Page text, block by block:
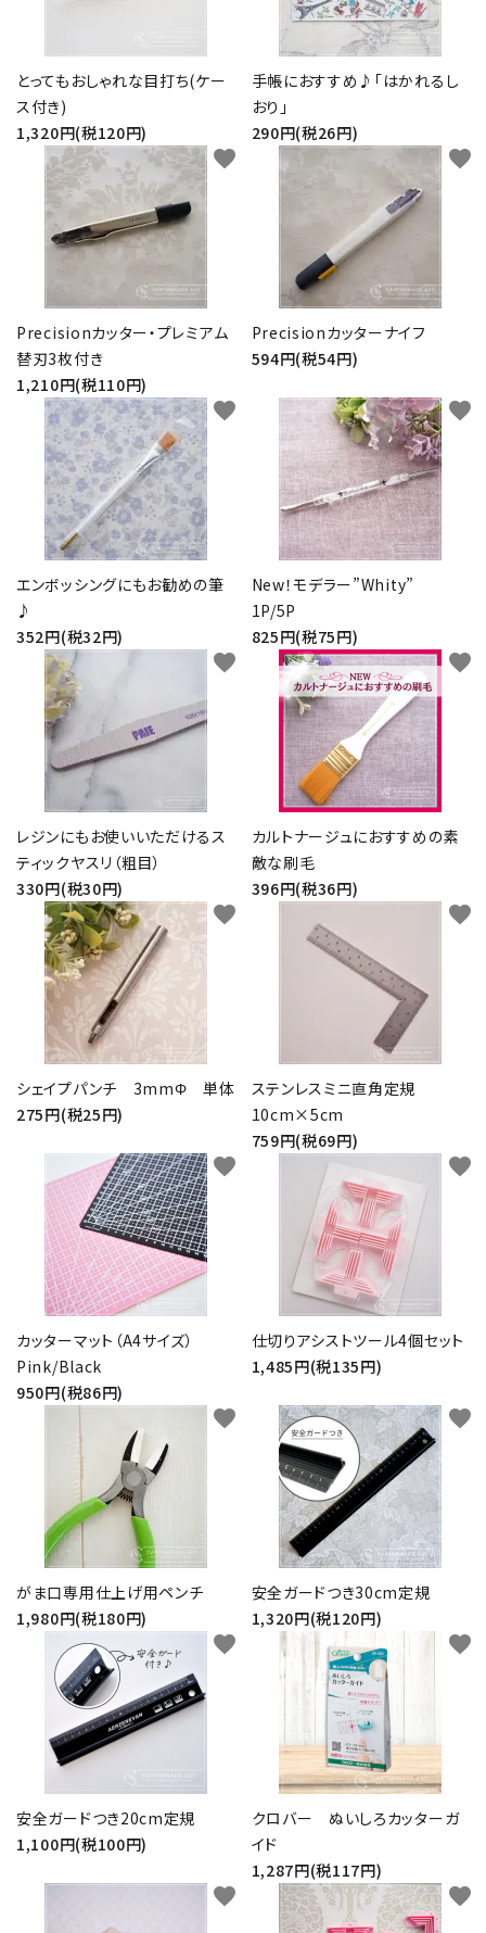
とってもおしゃれな目打ち(ケー
ス付き)
1,320円(税120円)
手帳におすすめ♪「はかれるし
おり」
290円(税26円)
Precisionカッター・プレミアム
替刃3枚付き
1,210円(税110円)
favorite
Precisionカッターナイフ
594円(税54円)
favorite
エンボッシングにもお勧めの筆
♪
352円(税32円)
favorite
New！モデラー”Whity”
1P/5P
825円(税75円)
favorite
レジンにもお使いいただけるス
ティックヤスリ（粗目）
330円(税30円)
favorite
カルトナージュにおすすめの素
敵な刷毛
396円(税36円)
favorite
シェイプパンチ 3mmΦ 単体
275円(税25円)
favorite
ステンレスミニ直角定規
10cm×5cm
759円(税69円)
favorite
カッターマット（A4サイズ）
Pink/Black
950円(税86円)
favorite
仕切りアシストツール4個セット
1,485円(税135円)
favorite
がま口専用仕上げ用ペンチ
1,980円(税180円)
favorite
安全ガードつき30cm定規
1,320円(税120円)
favorite
安全ガードつき20cm定規
1,100円(税100円)
favorite
クロバー ぬいしろカッターガ
イド
1,287円(税117円)
favorite
favorite favorite